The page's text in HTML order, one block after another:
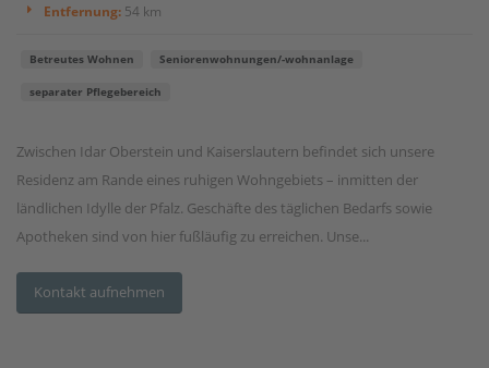
Entfernung: 54 km
Betreutes Wohnen Seniorenwohnungen/-wohnanlage
separater Pflegebereich
Zwischen Idar Oberstein und Kaiserslautern befindet sich unsere
Residenz am Rande eines ruhigen Wohngebiets – inmitten der
ländlichen Idylle der Pfalz. Geschäfte des täglichen Bedarfs sowie
Apotheken sind von hier fußläufig zu erreichen. Unse...
Kontakt aufnehmen